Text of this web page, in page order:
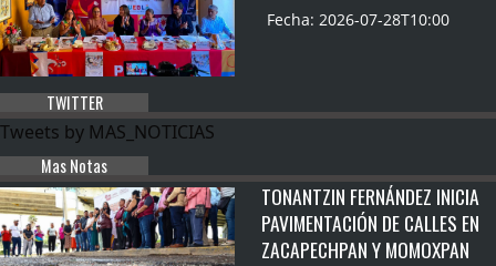
Fecha: 2026-07-28T10:00
TWITTER
Tweets by MAS_NOTICIAS
Mas Notas
TONANTZIN FERNÁNDEZ INICIA
PAVIMENTACIÓN DE CALLES EN
ZACAPECHPAN Y MOMOXPAN